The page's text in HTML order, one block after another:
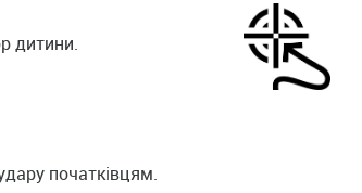
дитини.
початківцям.